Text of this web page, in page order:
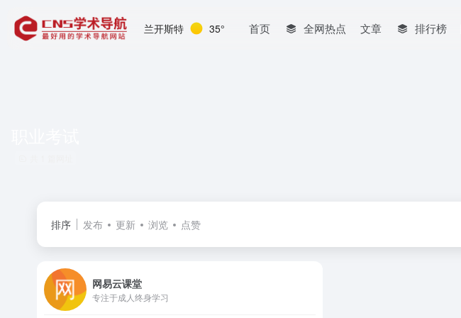
兰开斯特 35° 首页 全网热点 文章 排行榜
排序 发布 更新 浏览 点赞
网易云课堂
专注于成人终身学习